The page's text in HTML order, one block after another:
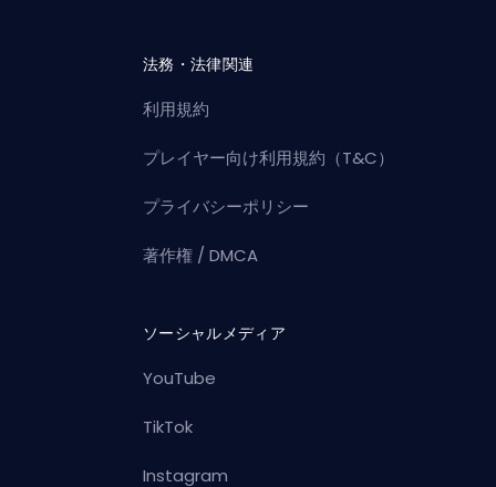
法務・法律関連
利用規約
プレイヤー向け利用規約（T&C）
プライバシーポリシー
著作権 / DMCA
ソーシャルメディア
YouTube
TikTok
Instagram